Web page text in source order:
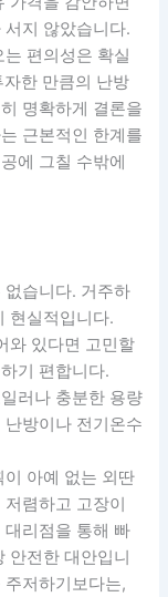
지 않았습니다.
편의성은 확실
한 만큼의 난방
명확하게 결론을
근본적인 한계를
에 그칠 수밖에
습니다. 거주하
현실적입니다.
와 있다면 고민할
기 편합니다.
러나 충분한 용량
방이나 전기온수
아예 없는 외딴
렴하고 고장이
리점을 통해 빠
안전한 대안입니
저하기보다는,